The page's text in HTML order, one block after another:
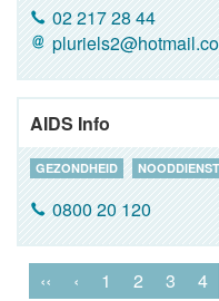
02 217 28 44
AIDS Info
GEZONDHEID
0800 20 120
‹‹ ‹ 1 2 3 4